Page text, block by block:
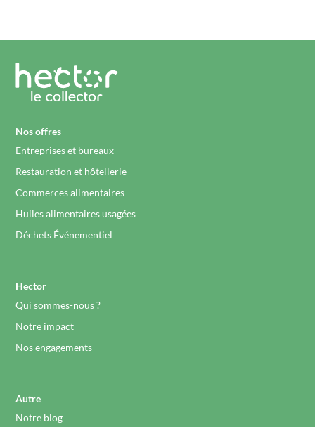
Nos offres
Entreprises et bureaux
Restauration et hôtellerie
Commerces alimentaires
Huiles alimentaires usagées
Déchets Événementiel
Hector
Qui sommes-nous ?
Notre impact
Nos engagements
Autre
Notre blog